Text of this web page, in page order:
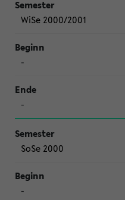
WiSe 2000/2001
-
-
SoSe 2000
-